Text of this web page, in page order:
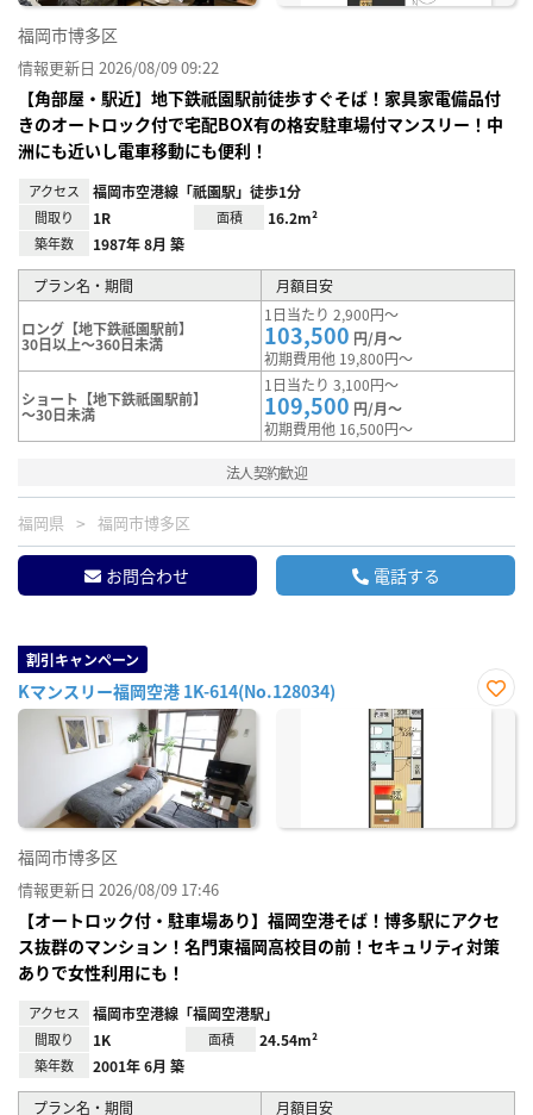
福岡市博多区
情報更新日 2026/08/09 09:22
【角部屋・駅近】地下鉄祇園駅前徒歩すぐそば！家具家電備品付
きのオートロック付で宅配BOX有の格安駐車場付マンスリー！中
洲にも近いし電車移動にも便利！
アクセス 福岡市空港線「祇園駅」徒歩1分
間取り 1R 面積 16.2m²
築年数 1987年 8月 築
プラン名・期間 月額目安
ロング【地下鉄祗園駅前】
30日以上～360日未満
1日当たり 2,900円～
103,500 円/月～
初期費用他 19,800円～
ショート【地下鉄祇園駅前】
～30日未満
1日当たり 3,100円～
109,500 円/月～
初期費用他 16,500円～
法人契約歓迎
福岡県 福岡市博多区
お問合わせ 電話する
割引キャンペーン
Kマンスリー福岡空港 1K-614(No.128034)
お気
福岡市博多区
情報更新日 2026/08/09 17:46
【オートロック付・駐車場あり】福岡空港そば！博多駅にアクセ
ス抜群のマンション！名門東福岡高校目の前！セキュリティ対策
ありで女性利用にも！
アクセス 福岡市空港線「福岡空港駅」
間取り 1K 面積 24.54m²
築年数 2001年 6月 築
プラン名・期間 月額目安